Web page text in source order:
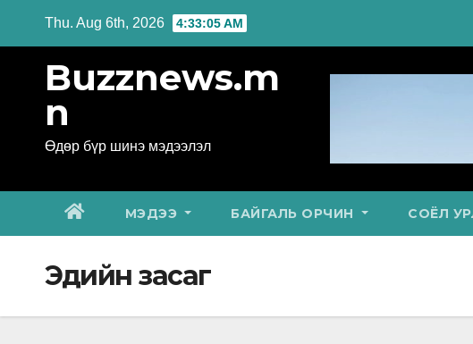
Thu. Aug 6th, 2026 4:33:06 AM
Buzznews.m
n
Өдөр бүр шинэ мэдээлэл
МЭДЭЭ БАЙГАЛЬ ОРЧИН СОЁЛ
Эдийн засаг